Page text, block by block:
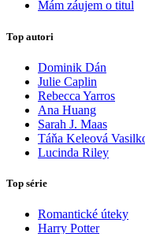
Mám záujem o titul
Top autori
Dominik Dán
Julie Caplin
Rebecca Yarros
Ana Huang
Sarah J. Maas
Táňa Keleová
Lucinda Riley
Top série
Romantické úteky
Harry Potter